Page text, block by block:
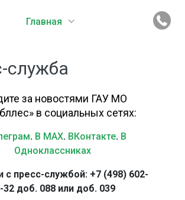
Главная
служба
за новостями ГАУ МО
в социальных сетях:
. В MAX. ВКонтакте. В
Одноклассниках
с пресс-службой: +7 (498) 602-
32 доб. 088 или доб. 039